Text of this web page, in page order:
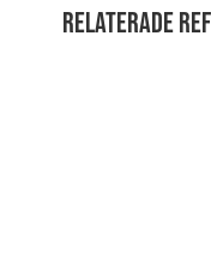
Relaterade